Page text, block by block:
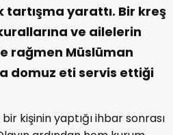
yarattı. Bir kreş
ve ailelerin
rağmen Müslüman
domuz eti servis ettiği
kişinin yaptığı ihbar sonrası